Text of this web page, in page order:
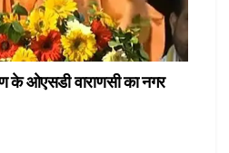
के ओएसडी वाराणसी का नगर